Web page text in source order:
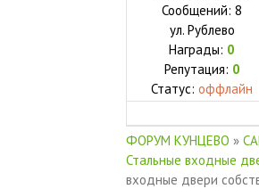
Сообщений:8
ул. Рублево
Награды: 0
Репутация: 0
Статус:оффлайн
ФОРУМ КУНЦЕВО »
Стальные входные
входные двери